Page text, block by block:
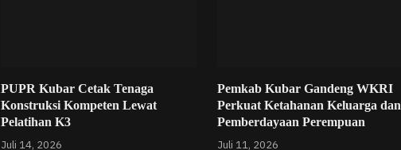
PUPR Kubar Cetak Tenaga
Konstruksi Kompeten Lewat
Pelatihan K3
Juli 14, 2026
Pemkab Kubar Gandeng WKRI
Perkuat Ketahanan Keluarga dan
Pemberdayaan Perempuan
Juli 11, 2026